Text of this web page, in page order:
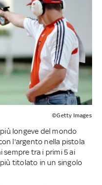
©Getty Images
longeve del mondo
l'argento nella pistola
sempre tra i primi 5 ai
titolato in un singolo